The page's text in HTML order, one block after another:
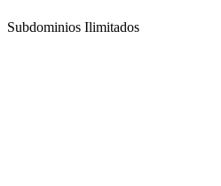
Subdominios Ilimitados